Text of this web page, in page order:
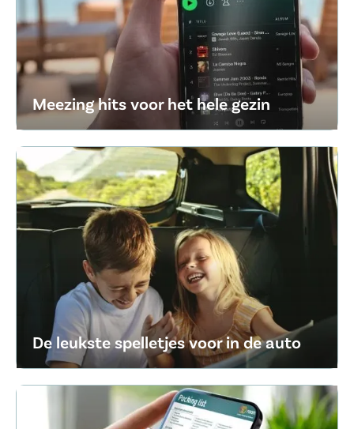
Meezing hits voor het hele gezin
De leukste spelletjes voor in de auto